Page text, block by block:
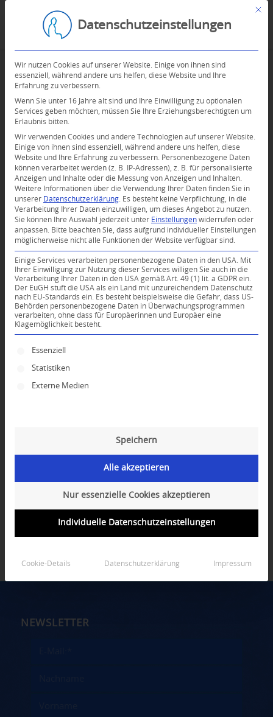
0
KOMMENTARE
Dein Kommentar
An Diskussion beteiligen?
Hinterlassen Sie uns Ihren Kommentar!
Name*
E-Mail-Adresse*
NEWSLETTER
Mit
Datenschutzeinstellungen
Wir nutzen Cookies auf unserer Website. Einige von ihnen sind
essenziell, während andere uns helfen, diese Website und Ihre
Erfahrung zu verbessern.
Wenn Sie unter 16 Jahre alt sind und Ihre Einwilligung zu optionalen
Services geben möchten, müssen Sie Ihre Erziehungsberechtigten um
Erlaubnis bitten.
Wir verwenden Cookies und andere Technologien auf unserer Website.
Einige von ihnen sind essenziell, während andere uns helfen, diese
Website und Ihre Erfahrung zu verbessern.
Personenbezogene Daten
können verarbeitet werden (z. B. IP-Adressen), z. B. für personalisierte
Anzeigen und Inhalte oder die Messung von Anzeigen und Inhalten.
Weitere Informationen über die Verwendung Ihrer Daten finden Sie in
unserer Datenschutzerklärung
Es besteht keine Verpflichtung, in die
Verarbeitung Ihrer Daten einzuwilligen, um dieses Angebot zu nutzen.
Sie können Ihre Auswahl jederzeit unter Einstellungen widerrufen oder
anpassen.
Bitte beachten Sie, dass aufgrund individueller Einstellungen
möglicherweise nicht alle Funktionen der Website verfügbar sind.
Einige Services verarbeiten personenbezogene Daten in den USA. Mit
Ihrer Einwilligung zur Nutzung dieser Services willigen Sie auch in die
Verarbeitung Ihrer Daten in den USA gemäß Art. 49 (1) lit. a GDPR ein.
Der EuGH stuft die USA als ein Land mit unzureichendem Datenschutz
nach EU-Standards ein. Es besteht beispielsweise die Gefahr, dass US-
Behörden personenbezogene Daten in Überwachungsprogrammen
verarbeiten, ohne dass für Europäerinnen und Europäer eine
Klagemöglichkeit besteht.
Es folgt eine Liste der Service-Gruppen, für die
Essenziell
Statistiken
Externe Medien
Speichern
Alle akzeptieren
Nur essenzielle Cookies akzeptieren
Individuelle Datenschutzeinstellungen
Cookie-Details Datenschutzerklärung Impressum